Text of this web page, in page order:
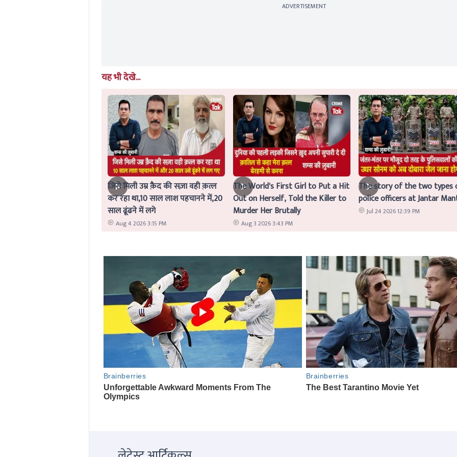
ADVERTISEMENT
यह भी देखे...
जिसे मिली उम्र क़ैद की सज़ा वही क़त्ल
कर रहा था,10 साल लाश पहचानने में,20
साल ढूंढने में लगे
Aug 4 2026 3:15 PM
The World's First Girl to Put a Hit
Out on Herself, Told the Killer to
Murder Her Brutally
Aug 3 2026 3:43 PM
The story of the two types
police officers at Jantar
Jul 24 2026 12:39 PM